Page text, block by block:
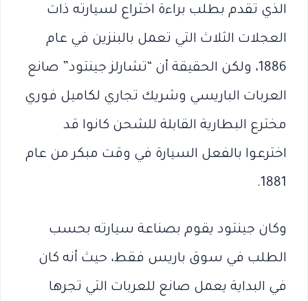
الذي تقدم بطلب براءة اختراع لسيارته ذات
العجلات الثلاث التي تعمل بالبنزين في عام
1886، ولكن الحقيقة أن “تشارلز جينتود” صانع
العربات الباريسي وشريك تجاري لكاميل فوري
مخترع البطارية القابلة للشحن كانوا قد
اخترعوا بالفعل السيارة في وقت مبكر من عام
1881.
وكان جينتود يقوم بصناعة سيارته بحسب
الطلب في سوق باريس فقط، حيث أنه كان
في البداية يعمل صانع للعربات التي تجرها